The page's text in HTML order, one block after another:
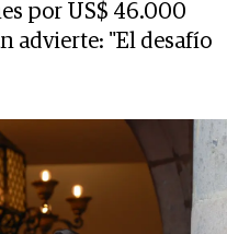
por US$ 46.000
advierte: "El desafío